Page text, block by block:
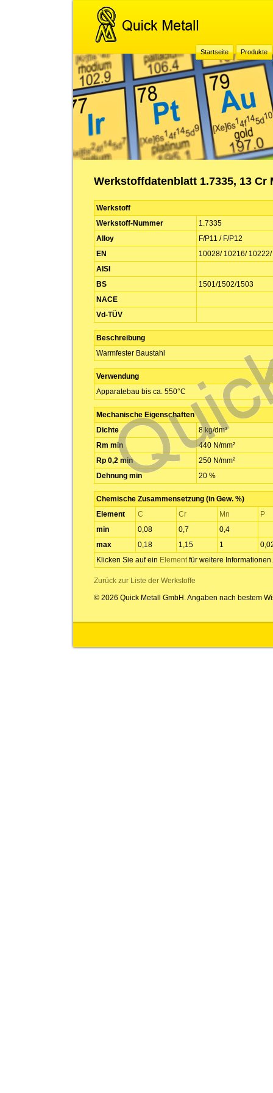
Startseite Produkte
Werkstoffdatenblatt 1.7335, 13 Cr
Werkstoff
Werkstoff-Nummer
1.7335
Alloy
F/P11 / F/P12
EN
10028/ 10216/
AISI
BS
1501/1502/1503
NACE
Vd-TÜV
Beschreibung
Warmfester Baustahl
Verwendung
Apparatebau bis ca. 550°C
Mechanische Eigenschaften
Dichte
8 kg/dm³
Rm min
440 N/mm²
Rp 0,2 min
250 N/mm²
Dehnung min
20 %
Chemische Zusammensetzung (in Gew. %)
Element
C Cr Mn
P
min
0,08 0,7
0,4
max
0,18 1,15 1
Klicken Sie auf ein Elementfür weitere Informationen.
Zurück zur Liste der Werkstoffe
© 2026 Quick Metall GmbH. Angaben nach bestem